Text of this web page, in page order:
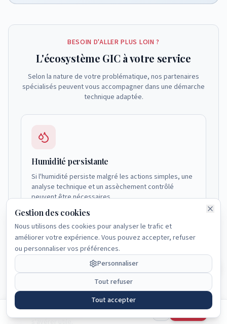
Gestion des cookies
Nous utilisons des cookies pour analyser le trafic et
améliorer votre expérience. Vous pouvez accepter, refuser
ou personnaliser vos préférences.
Personnaliser
Tout refuser
Tout accepter
✓ Vous avez maintenant une
vision claire du sujet traité.
BESOIN D'ALLER PLUS LOIN ?
L'écosystème GIC à votre service
Selon la nature de votre problématique, nos partenaires
spécialisés peuvent vous accompagner dans une démarche
technique adaptée.
Humidité persistante
Si l'humidité persiste malgré les actions simples, une
analyse technique et un assèchement contrôlé
peuvent être nécessaires.
GIC Assèchement
Location de matériel technique
Pour une stabilisation rapide ou un besoin ponctuel, la
location de déshumidificateurs professionnels peut
Cet article vous a été utile ? Articles
Guide complet
Pré-diagnostic Gratuit
FAQ